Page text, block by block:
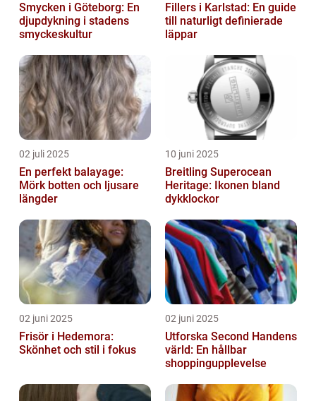
Smycken i Göteborg: En
djupdykning i stadens
smyckeskultur
Fillers i Karlstad: En guide
till naturligt definierade
läppar
02 juli 2025
En perfekt balayage:
Mörk botten och ljusare
längder
10 juni 2025
Breitling Superocean
Heritage: Ikonen bland
dykklockor
02 juni 2025
Frisör i Hedemora:
Skönhet och stil i fokus
02 juni 2025
Utforska Second Handens
värld: En hållbar
shoppingupplevelse